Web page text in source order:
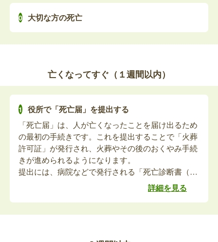
介護保険の相続人代表者指定届
介護保険の納税義務者が亡くなられた場合、相続人
代表者の届出が必要です。
介護保険の高額介護サービス等未支給分請求
亡くなられた方が介護保険の高額介護サービス等を
利用されていた場合、未支給分の請求ができます。
故人の身体障害者手帳の返納
亡くなられた方が身体障害者手帳をお持ちの場合、
手帳の返還が必要です。
故人の療育手帳の返納
大切な方の死亡
亡くなってすぐ（１週間以内）
役所で「死亡届」を提出する
「死亡届」は、人が亡くなったことを届け出るため
の最初の手続きです。これを提出することで「火葬
許可証」が発行され、火葬やその後のおくやみ手続
きが進められるようになります。
提出には、病院などで発行される「死亡診断書（死
体検案書）」をもって、故人の死亡を知った日を含
めて7日以内に提出する必要があります。
が多く、ご家族が役所に出向くことは少なくなって
詳細を見る